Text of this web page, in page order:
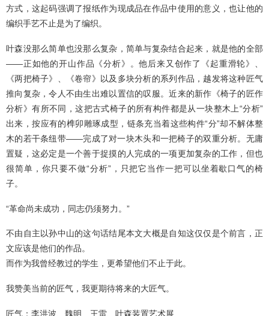
方式，这起码强调了报纸作为现成品在作品中使用的意义，也让他的
编织手艺不止是为了编织。
叶森没那么简单也没那么复杂，简单与复杂结合起来，就是他的全部
——正如他的开山作品《分析》。他后来又创作了《起重滑轮》、
《两把椅子》、《卷帘》以及多块分析的系列作品，越发将这种匠气
推向复杂，令人不由生出难以置信的叹服。近来的新作《椅子的匠作
分析》有所不同，这把古式椅子的所有构件都是从一块整木上“分析”
出来，按应有的榫卯雕琢成型，链条充当着这些构件“分”却不解体整
木的若干条纽带——完成了对一块木头和一把椅子的双重分析。无庸
置疑，这必定是一个善于捉摸的人完成的一项更加复杂的工作，但也
很简单，你只要不做“分析”，只把它当作一把可以坐着歇口气的椅
子。
“革命尚未成功，同志仍须努力。”
不由自主以孙中山的这句话结尾本文大概是自知这仅仅是个前言，正
文应该是他们的作品。
而作为我曾经教过的学生，更希望他们不止于此。
我赞美当前的匠气，我更期待将来的大匠气。
匠气：李洪波、魏明、王雷、叶森装置艺术展